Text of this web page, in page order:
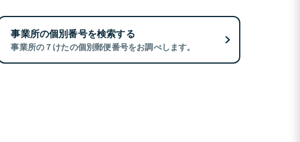
事業所の個別番号を検索する
事業所の７けたの個別郵便番号をお調べします。